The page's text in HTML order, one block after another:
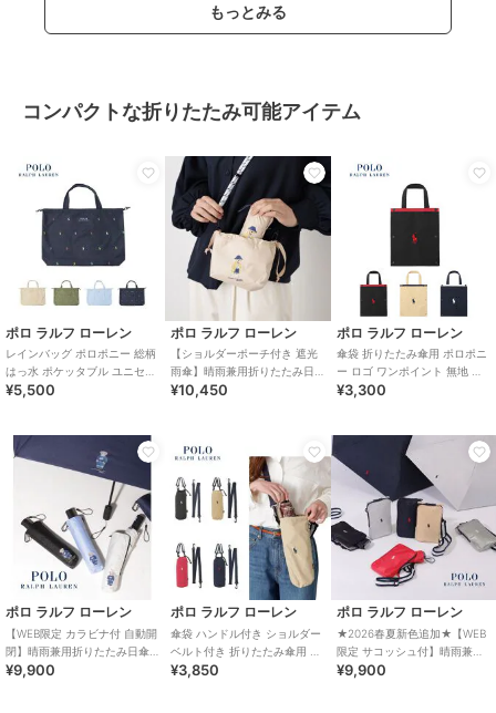
もっとみる
コンパクトな折りたたみ可能アイテム
ポロ ラルフ ローレン
レインバッグ ポロポニー 総柄
はっ水 ポケッタブル ユニセッ
クス
¥5,500
ポロ ラルフ ローレン
【ショルダーポーチ付き 遮光
雨傘】晴雨兼用折りたたみ日
傘 楽折5段ミニ ポロベア 遮光
¥10,450
ポロ ラルフ ローレン
傘袋 折りたたみ傘用 ポロポニ
ー ロゴ ワンポイント 無地 パ
イピング ユニセックス
¥3,300
ポロ ラルフ ローレン
【WEB限定 カラビナ付 自動開
閉】晴雨兼用折りたたみ日傘
ポロベア 遮光率100％ 遮熱 UV
¥9,900
ポロ ラルフ ローレン
傘袋 ハンドル付き ショルダー
ベルト付き 折りたたみ傘用 ポ
ロポニー ロゴ ワンポイント 無
¥3,850
ポロ ラルフ ローレン
★2026春夏新色追加★【WEB
限定 サコッシュ付】晴雨兼用
折りたたみ傘 ポロポニー 遮光
¥9,900